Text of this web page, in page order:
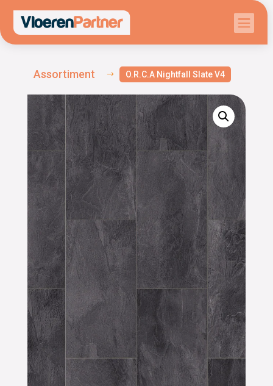

Assortiment $ O.R.C.A Nightfall Slate V4